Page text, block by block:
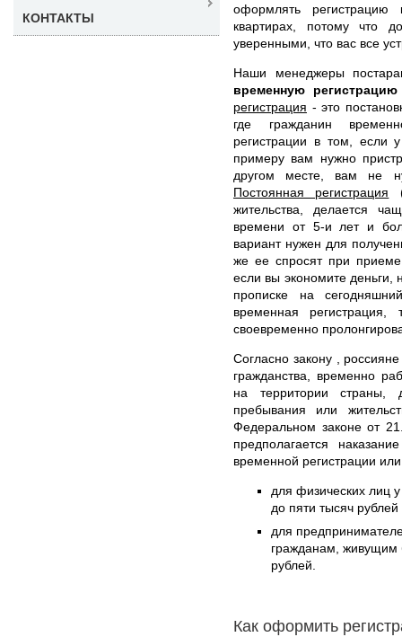
оформлять регистрацию
квартирах, потому что
уверенными, что вас все
Наши менеджеры
временную
регистрация - это
где гражданин
регистрации в том, если
примеру вам нужно
другом месте, вам не
Постоянная регистрация
жительства, делается
времени от 5-и лет и
вариант нужен для
же ее спросят при
если вы экономите деньги,
прописке на
временная регистрация,
своевременно
Согласно закону ,
гражданства, временно
на территории страны,
пребывания или
Федеральном законе от
предполагается
временной регистрации
для физических лиц у
до пяти тысяч рублей
для
гражданам, живущим
рублей.
Как оформить
КОНТАКТЫ